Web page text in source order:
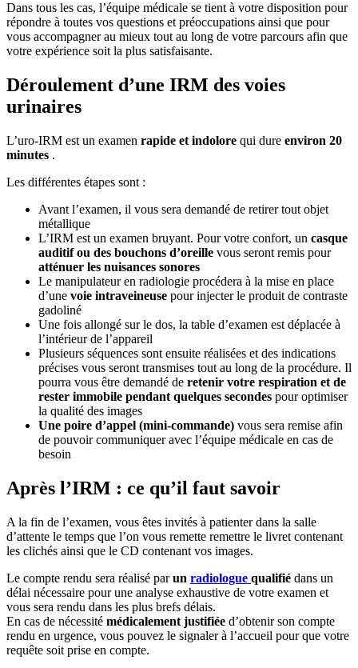
Dans tous les cas, l’équipe médicale se tient à votre disposition pour
répondre à toutes vos questions et préoccupations ainsi que pour
vous accompagner au mieux tout au long de votre parcours afin que
votre expérience soit la plus satisfaisante.
Déroulement d’une IRM des voies
urinaires
L’uro-IRM est un examen rapide et indolore qui dure environ 20
minutes .
Les différentes étapes sont :
Avant l’examen, il vous sera demandé de retirer tout objet
métallique
L’IRM est un examen bruyant. Pour votre confort, un casque
auditif ou des bouchons d’oreille vous seront remis pour
atténuer les nuisances sonores
Le manipulateur en radiologie procédera à la mise en place
d’une voie intraveineuse pour injecter le produit de contraste
gadoliné
Une fois allongé sur le dos, la table d’examen est déplacée à
l’intérieur de l’appareil
Plusieurs séquences sont ensuite réalisées et des indications
précises vous seront transmises tout au long de la procédure. Il
pourra vous être demandé de retenir votre respiration et de
rester immobile pendant quelques secondes pour optimiser
la qualité des images
Une poire d’appel (mini-commande) vous sera remise afin
de pouvoir communiquer avec l’équipe médicale en cas de
besoin
Après l’IRM : ce qu’il faut savoir
A la fin de l’examen, vous êtes invités à patienter dans la salle
d’attente le temps que l’on vous remette remettre le livret contenant
les clichés ainsi que le CD contenant vos images.
Le compte rendu sera réalisé parun radiologue qualifié dans un
délai nécessaire pour une analyse exhaustive de votre examen et
vous sera rendu dans les plus brefs délais.
En cas de nécessité médicalement justifiée d’obtenir son compte
rendu en urgence, vous pouvez le signaler à l’accueil pour que votre
requête soit prise en compte.